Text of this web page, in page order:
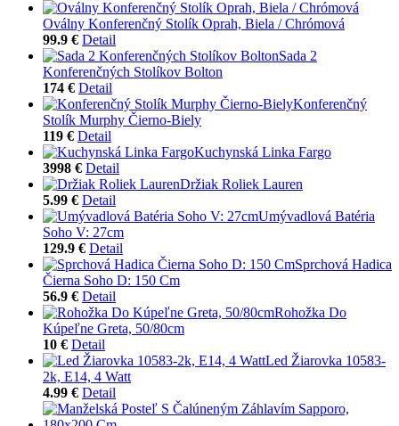
Oválny Konferenčný Stolík Oprah, Biela / Chrómová
99.9 € Detail
Sada 2
Konferenčných Stolíkov Bolton
174 € Detail
Konferenčný
Stolík Murphy Čierno-Biely
119 € Detail
Kuchynská Linka Fargo
3998 € Detail
Držiak Roliek Lauren
5.99 € Detail
Umývadlová Batéria
Soho V: 27cm
129.9 € Detail
Sprchová Hadica
Čierna Soho D: 150 Cm
56.9 € Detail
Rohožka Do
Kúpeľne Greta, 50/80cm
10 € Detail
Led Žiarovka 10583-
2k, E14, 4 Watt
4.99 € Detail